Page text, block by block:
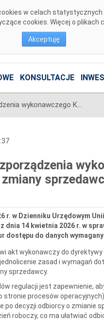
w celach
cookies. Więcej o plikach
Akceptuję
KONSULTACJE
Publikacja rozporządzenia wykonawczego Komisji (UE) 2026/855 dotyczącego zmiany sprzedawcy energii elektrycznej („consumer switching”)
r. w Dzienniku Urzędowym
z dnia 14 kwietnia 2026 r. w
dostępu do danych
akt wykonawczy do
zasad i wymagań
sprzedawcy.
regulacji jest zapewnienie,
procesów
po decyzji odbiorcy o zmianie
roboczy, co ma ułatwiać